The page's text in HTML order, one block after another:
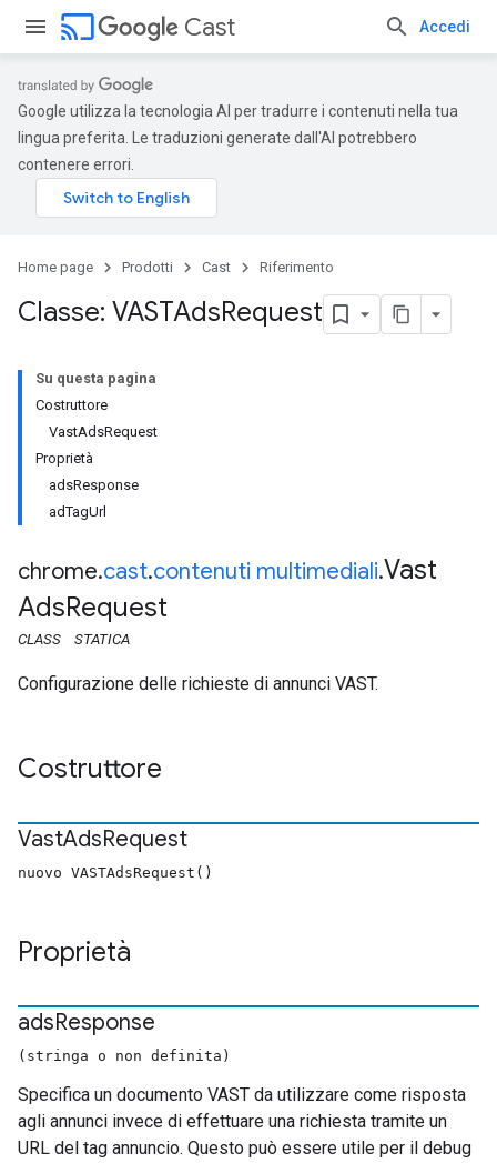
cast Cast Accedi
Google utilizza la tecnologia AI per tradurre i contenuti nella tua
lingua preferita. Le traduzioni generate dall'AI potrebbero
contenere errori.
Home page Prodotti Cast Riferimento
Classe: VASTAdsRequest
Su questa pagina
Costruttore
VastAdsRequest
Proprietà
adsResponse
adTagUrl
chrome.cast.contenuti multimediali.Vast
AdsRequest
CLASS STATICA
Configurazione delle richieste di annunci VAST.
Costruttore
VastAdsRequest
nuovo VASTAdsRequest()
Proprietà
adsResponse
(stringa o non definita)
Specifica un documento VAST da utilizzare come risposta
agli annunci invece di effettuare una richiesta tramite un
URL del tag annuncio. Questo può essere utile per il debug